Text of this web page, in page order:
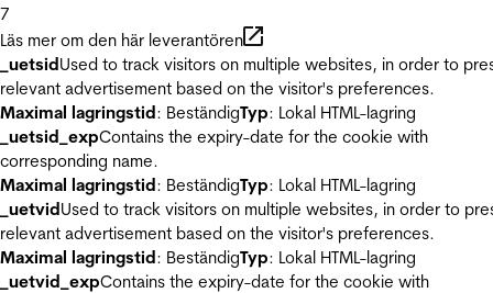
7
Läs mer om den här leverantören
_uetsidUsed to track visitors on multiple websites, in order to
relevant advertisement based on the visitor's preferences.
Maximal lagringstid: BeständigTyp: Lokal HTML-lagring
_uetsid_expContains the expiry-date for the cookie with
corresponding name.
Maximal lagringstid: BeständigTyp: Lokal HTML-lagring
_uetvidUsed to track visitors on multiple websites, in order to
relevant advertisement based on the visitor's preferences.
Maximal lagringstid: BeständigTyp: Lokal HTML-lagring
_uetvid_expContains the expiry-date for the cookie with